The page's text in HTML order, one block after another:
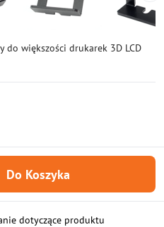
do większości drukarek 3D LCD
Do Koszyka
dotyczące produktu